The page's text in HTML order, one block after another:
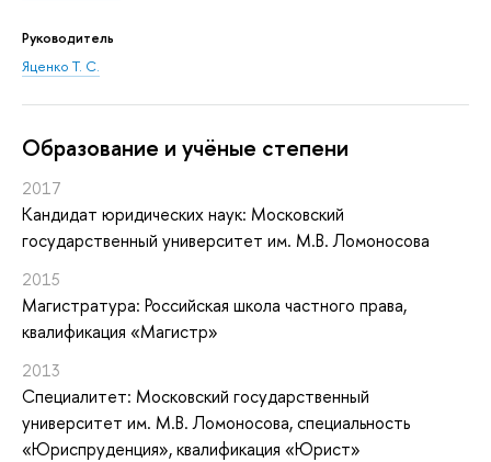
Руководитель
Яценко Т. С.
Oбразование и учёные степени
2017
Кандидат юридических наук: Московский
государственный университет им. М.В. Ломоносова
2015
Магистратура: Российская школа частного права,
квалификация «Магистр»
2013
Специалитет: Московский государственный
университет им. М.В. Ломоносова, специальность
«Юриспруденция», квалификация «Юрист»